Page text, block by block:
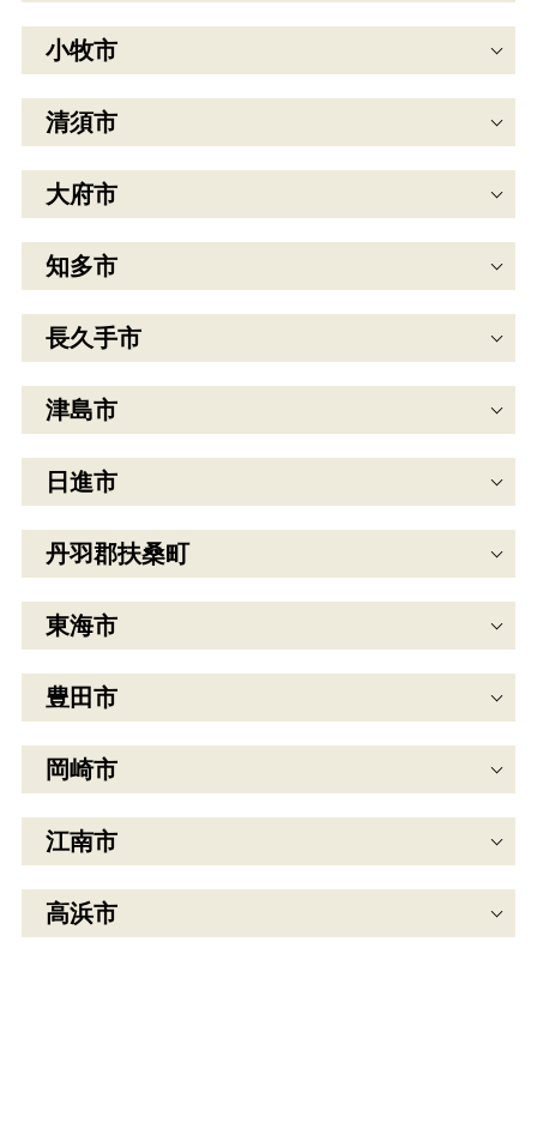
小牧市
清須市
大府市
知多市
長久手市
津島市
日進市
丹羽郡扶桑町
東海市
豊田市
岡崎市
江南市
高浜市